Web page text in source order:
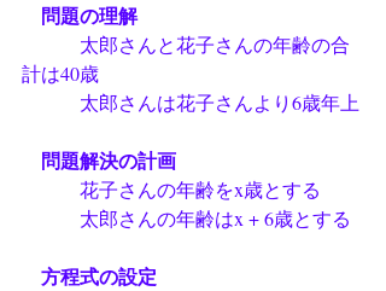
問題の理解
太郎さんと花子さんの年齢の合
計は40歳
太郎さんは花子さんより6歳年上
問題解決の計画
花子さんの年齢をx歳とする
太郎さんの年齢はx + 6歳とする
方程式の設定